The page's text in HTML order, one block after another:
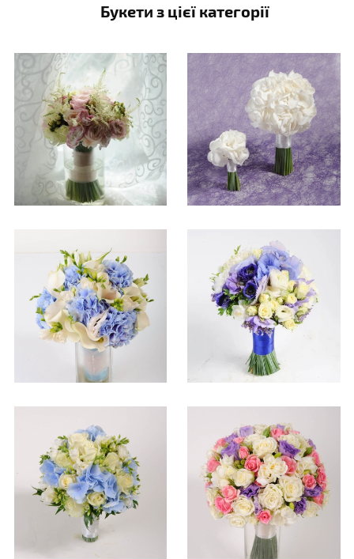
Букети з цієї категорії